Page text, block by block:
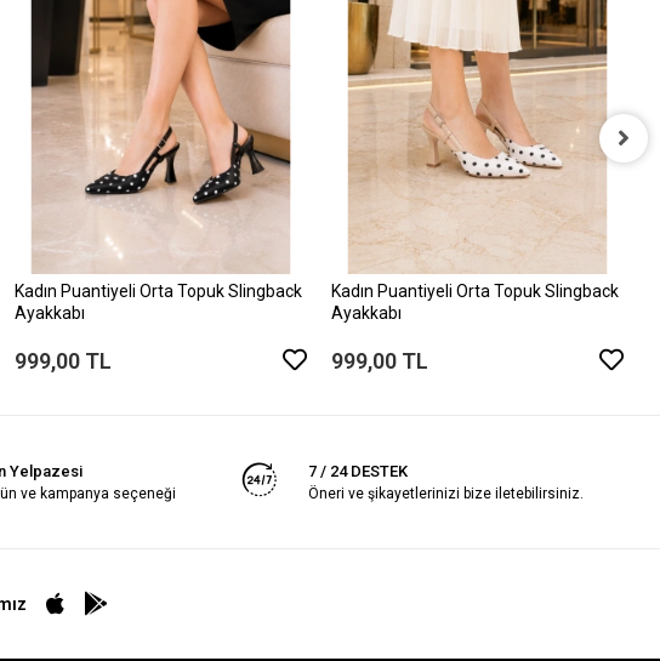
Kadın Puantiyeli Orta Topuk Slingback
Ayakkabı
999,00 TL
Kadın Puantiyeli Orta Topuk Slingback
Ayakkabı
999,00 TL
Yelpazesi
ve kampanya seçeneği
7 / 24 DESTEK
Öneri ve şikayetlerinizi bize iletebilirsiniz.